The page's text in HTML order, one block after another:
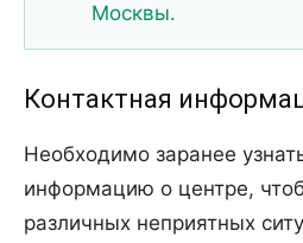
Москвы.
Контактная
Необходимо заранее
информацию о центре,
различных неприятных